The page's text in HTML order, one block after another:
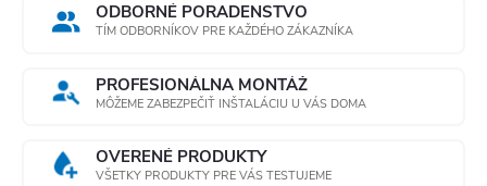
ODBORNÉ PORADENSTVO
TÍM ODBORNÍKOV PRE KAŽDÉHO ZÁKAZNÍKA
PROFESIONÁLNA MONTÁŽ
MÔŽEME ZABEZPEČIŤ INŠTALÁCIU U VÁS DOMA
OVERENÉ PRODUKTY
VŠETKY PRODUKTY PRE VÁS TESTUJEME